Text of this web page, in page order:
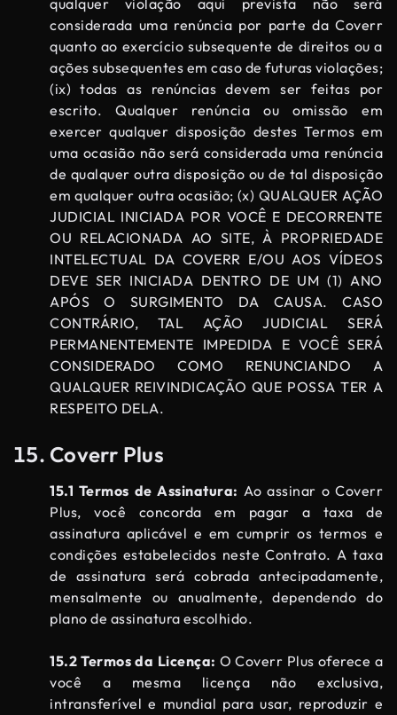
qualquer violação aqui prevista não será
considerada uma renúncia por parte da Coverr
quanto ao exercício subsequente de direitos ou a
ações subsequentes em caso de futuras violações;
(ix) todas as renúncias devem ser feitas por
escrito. Qualquer renúncia ou omissão em
exercer qualquer disposição destes Termos em
uma ocasião não será considerada uma renúncia
de qualquer outra disposição ou de tal disposição
em qualquer outra ocasião; (x) QUALQUER AÇÃO
JUDICIAL INICIADA POR VOCÊ E DECORRENTE
OU RELACIONADA AO SITE, À PROPRIEDADE
INTELECTUAL DA COVERR E/OU AOS VÍDEOS
DEVE SER INICIADA DENTRO DE UM (1) ANO
APÓS O SURGIMENTO DA CAUSA. CASO
CONTRÁRIO, TAL AÇÃO JUDICIAL SERÁ
PERMANENTEMENTE IMPEDIDA E VOCÊ SERÁ
CONSIDERADO COMO RENUNCIANDO A
QUALQUER REIVINDICAÇÃO QUE POSSA TER A
RESPEITO DELA.
Coverr Plus
15.1 Termos de Assinatura: Ao assinar o Coverr
Plus, você concorda em pagar a taxa de
assinatura aplicável e em cumprir os termos e
condições estabelecidos neste Contrato. A taxa
de assinatura será cobrada antecipadamente,
mensalmente ou anualmente, dependendo do
plano de assinatura escolhido.
15.2 Termos da Licença: O Coverr Plus oferece a
você a mesma licença não exclusiva,
intransferível e mundial para usar, reproduzir e